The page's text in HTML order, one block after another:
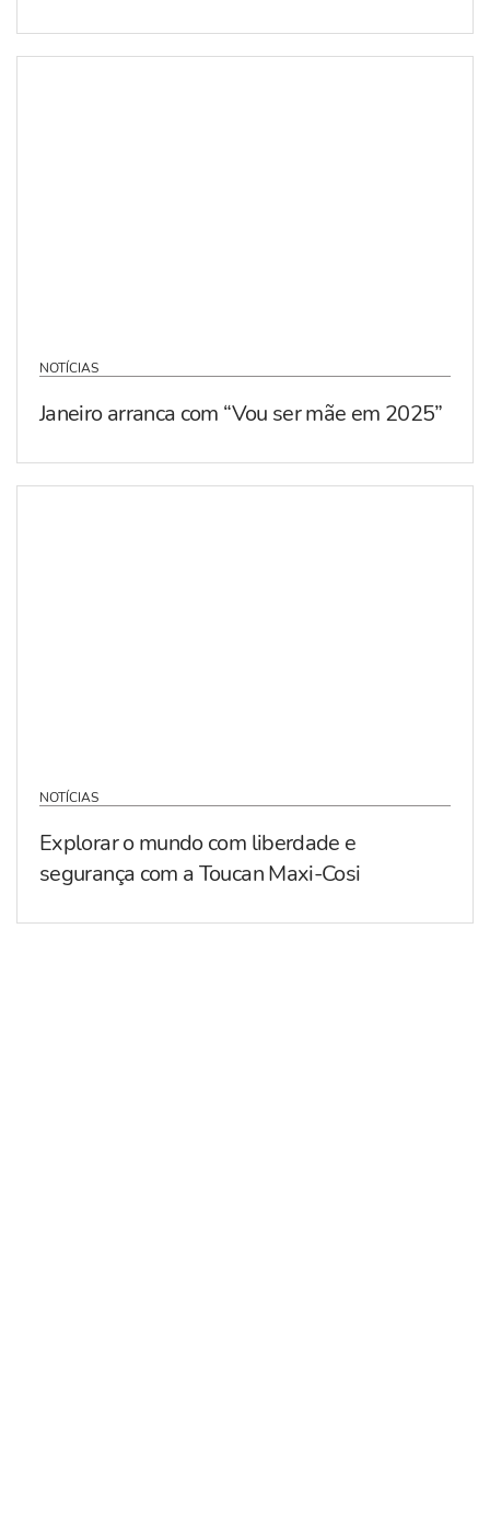
NOTÍCIAS
Janeiro arranca com “Vou ser mãe em 2025”
NOTÍCIAS
Explorar o mundo com liberdade e
segurança com a Toucan Maxi-Cosi